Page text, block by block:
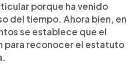
porque ha venido
del tiempo. Ahora bien, en
se establece que el
para reconocer el estatuto